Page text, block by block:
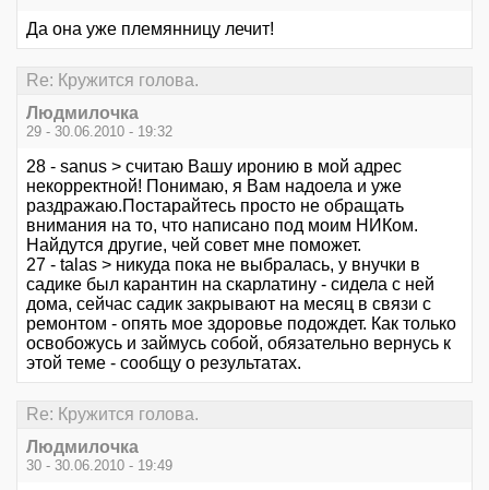
Да она уже племянницу лечит!
Re: Кружится голова.
Людмилочка
29 - 30.06.2010 - 19:32
28 - sanus > считаю Вашу иронию в мой адрес
некорректной! Понимаю, я Вам надоела и уже
раздражаю.Постарайтесь просто не обращать
внимания на то, что написано под моим НИКом.
Найдутся другие, чей совет мне поможет.
27 - talas > никуда пока не выбралась, у внучки в
садике был карантин на скарлатину - сидела с ней
дома, сейчас садик закрывают на месяц в связи с
ремонтом - опять мое здоровье подождет. Как только
освобожусь и займусь собой, обязательно вернусь к
этой теме - сообщу о результатах.
Re: Кружится голова.
Людмилочка
30 - 30.06.2010 - 19:49